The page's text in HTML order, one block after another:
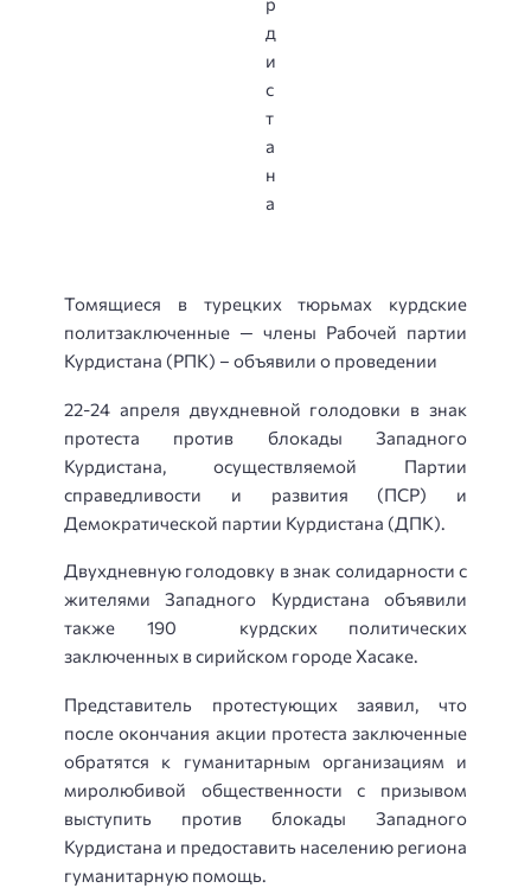
Томящиеся в турецких тюрьмах курдские
политзаключенные — члены Рабочей партии
Курдистана (РПК) – объявили о проведении
22-24 апреля двухдневной голодовки в знак
протеста против блокады Западного
Курдистана, осуществляемой Партии
справедливости и развития (ПСР) и
Демократической партии Курдистана (ДПК).
Двухдневную голодовку в знак солидарности с
жителями Западного Курдистана объявили
также 190 курдских политических
заключенных в сирийском городе Хасаке.
Представитель протестующих заявил, что
после окончания акции протеста заключенные
обратятся к гуманитарным организациям и
миролюбивой общественности с призывом
выступить против блокады Западного
Курдистана и предоставить населению региона
гуманитарную помощь.